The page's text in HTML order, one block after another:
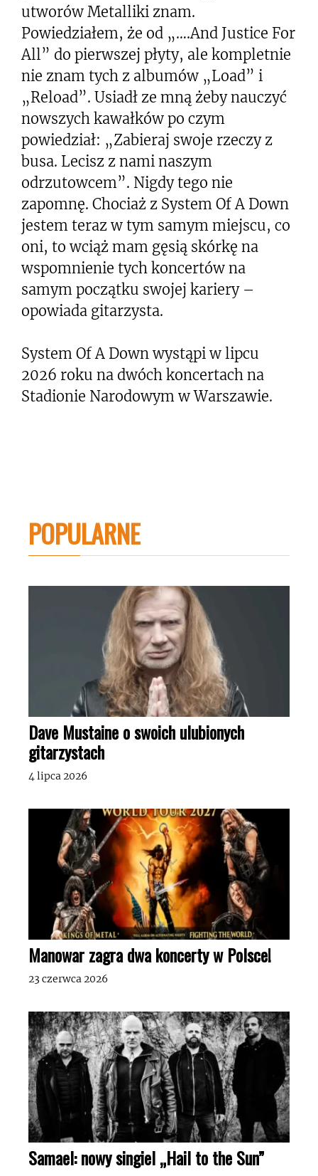
utworów Metalliki znam.
Powiedziałem, że od „….And Justice For
All” do pierwszej płyty, ale kompletnie
nie znam tych z albumów „Load” i
„Reload”. Usiadł ze mną żeby nauczyć
nowszych kawałków po czym
powiedział: „Zabieraj swoje rzeczy z
busa. Lecisz z nami naszym
odrzutowcem”. Nigdy tego nie
zapomnę. Chociaż z System Of A Down
jestem teraz w tym samym miejscu, co
oni, to wciąż mam gęsią skórkę na
wspomnienie tych koncertów na
samym początku swojej kariery –
opowiada gitarzysta.
System Of A Down wystąpi w lipcu
2026 roku na dwóch koncertach na
Stadionie Narodowym w Warszawie.
POPULARNE
Dave Mustaine o swoich ulubionych
gitarzystach
4 lipca 2026
Manowar zagra dwa koncerty w Polsce!
23 czerwca 2026
Samael: nowy singiel „Hail to the Sun”